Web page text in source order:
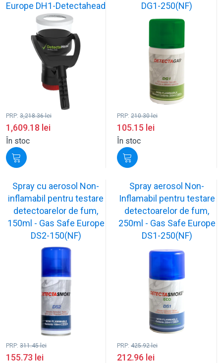
Europe DH1-Detectahead
PRP: 3,218.36lei
1,609.18 lei
În stoc
DG1-250(NF)
PRP: 210.30lei
105.15 lei
În stoc
Spray cu aerosol Non-
inflamabil pentru testare
detectoarelor de fum,
150ml - Gas Safe Europe
DS2-150(NF)
PRP: 311.45lei
155.73 lei
Spray aerosol Non-
Inflamabil pentru testare
detectoarelor de fum,
250ml - Gas Safe Europe
DS1-250(NF)
PRP: 425.92lei
212.96 lei